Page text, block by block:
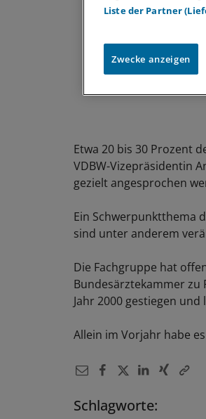
Etwa 20 bis 30 Prozent
VDBW-Vizepräsidentin
gezielt angesprochen
Ein Schwerpunktthema
sind unter anderem
Die Fachgruppe hat
Bundesärztekammer zu
Jahr 2000 gestiegen und
Allein im Vorjahr habe
Schlagworte:
Liste der Partner
Zwecke anzeigen